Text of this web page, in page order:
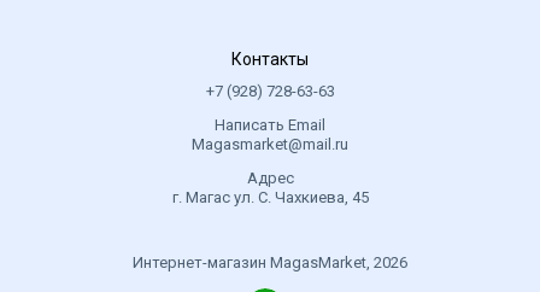
Контакты
+7 (928) 728-63-63
Написать Email
Magasmarket@mail.ru
Адрес
г. Магас ул. С. Чахкиева, 45
Интернет-магазин MagasMarket, 2026